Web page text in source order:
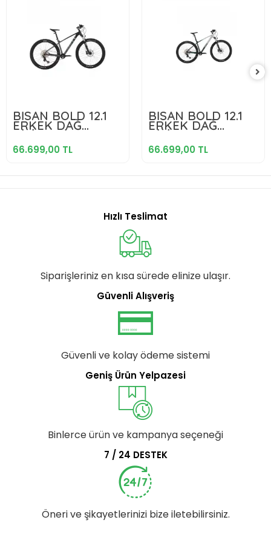
BİSAN BOLD 12.1
ERKEK DAĞ
BİSİKLETİ 43CM
HD 27.5 JANT 12
VİTES SİYAH GRİ
66.699,00 TL
Sepete Ekle
BİSAN BOLD 12.1
ERKEK DAĞ
BİSİKLETİ 43CM
HD 27.5 JANT 12
VİTES GRİ KOYU
66.699,00 TL
Sepete Ekle
Hızlı Teslimat
Siparişleriniz en kısa sürede elinize ulaşır.
Güvenli Alışveriş
Güvenli ve kolay ödeme sistemi
Geniş Ürün Yelpazesi
Binlerce ürün ve kampanya seçeneği
7 / 24 DESTEK
Öneri ve şikayetlerinizi bize iletebilirsiniz.